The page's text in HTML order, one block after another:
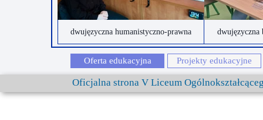
dwujęzyczna
dwujęzyczna humanistyczno-prawna
Projekty edukacyjne
Oferta edukacyjna
Oficjalna strona V Liceum